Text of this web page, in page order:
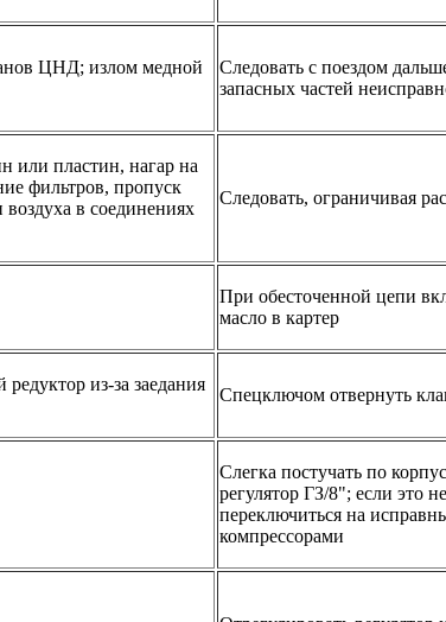
ЦНД; излом медной
Следовать с поездом
запасных частей
или пластин, нагар на
фильтров, пропуск
в соединениях
Следовать, ограничивая
При обесточенной цепи
масло в картер
из-за заедания
Спецключом отвернуть
Слегка постучать по
регулятор ГЗ/8"; если это
переключиться на
компрессорами